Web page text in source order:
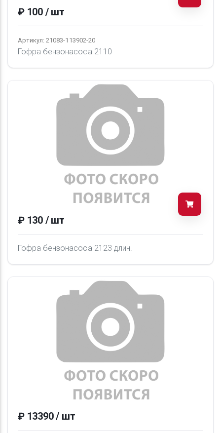
₽ 100 / шт
Артикул: 21083-113902-20
Гофра бензонасоса 2110
₽ 130 / шт
Гофра бензонасоса 2123 длин.
₽ 13390 / шт